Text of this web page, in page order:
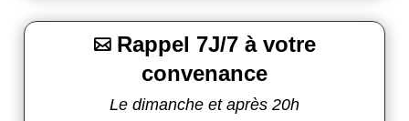
Rappel 7J/7 à votre
convenance
Le dimanche et après 20h